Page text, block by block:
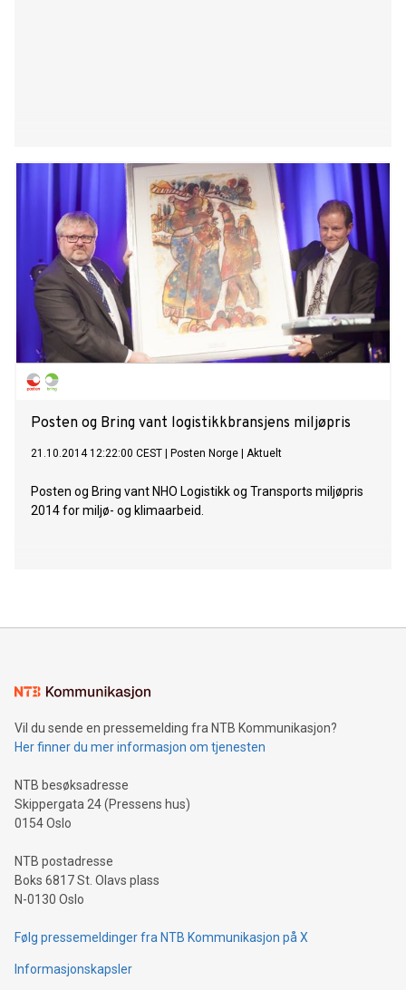
Posten og Bring vant logistikkbransjens miljøpris
21.10.2014 12:22:00 CEST Posten Norge Aktuelt
Posten og Bring vant NHO Logistikk og Transports miljøpris
2014 for miljø- og klimaarbeid.
Vil du sende en pressemelding fra NTB Kommunikasjon?
Her finner du mer informasjon om tjenesten
NTB besøksadresse
Skippergata 24 (Pressens hus)
0154 Oslo
NTB postadresse
Boks 6817 St. Olavs plass
N-0130 Oslo
Følg pressemeldinger fra NTB Kommunikasjon på X
Informasjonskapsler